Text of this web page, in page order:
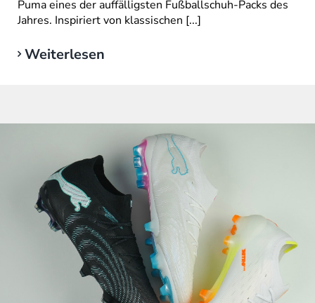
Puma eines der auffälligsten Fußballschuh-Packs des
Jahres. Inspiriert von klassischen [...]
Weiterlesen